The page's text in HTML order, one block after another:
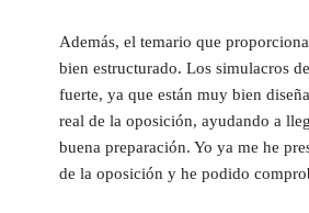
Además, el temario que
bien estructurado. Los simulacros
fuerte, ya que están muy bien
real de la oposición, ayudando a
buena preparación. Yo ya me he
de la oposición y he podido